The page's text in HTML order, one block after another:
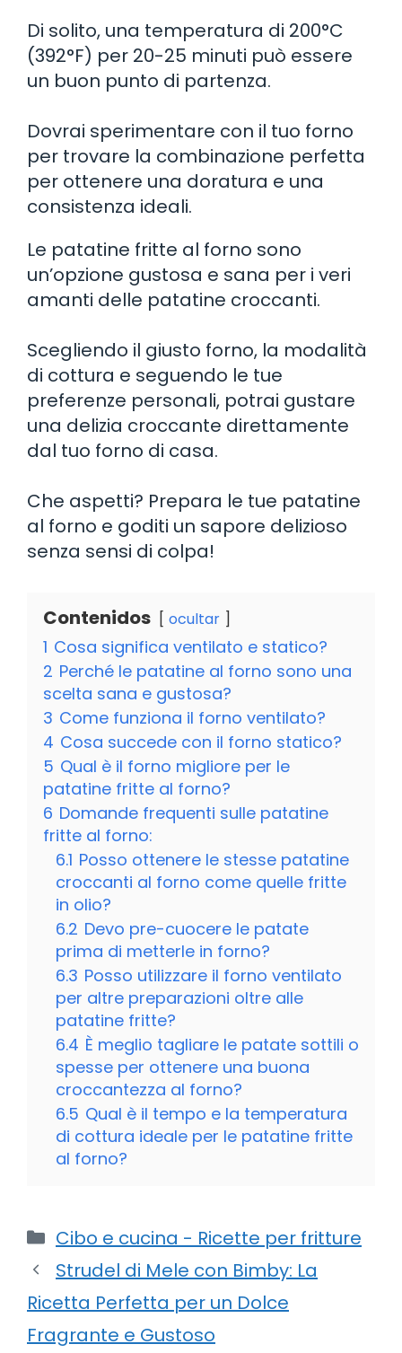
Di solito, una temperatura di 200°C
(392°F) per 20-25 minuti può essere
un buon punto di partenza.
Dovrai sperimentare con il tuo forno
per trovare la combinazione perfetta
per ottenere una doratura e una
consistenza ideali.
Le patatine fritte al forno sono
un’opzione gustosa e sana per i veri
amanti delle patatine croccanti.
Scegliendo il giusto forno, la modalità
di cottura e seguendo le tue
preferenze personali, potrai gustare
una delizia croccante direttamente
dal tuo forno di casa.
Che aspetti? Prepara le tue patatine
al forno e goditi un sapore delizioso
senza sensi di colpa!
Contenidos ocultar
1 Cosa significa ventilato e statico?
2 Perché le patatine al forno sono una
scelta sana e gustosa?
3 Come funziona il forno ventilato?
4 Cosa succede con il forno statico?
5 Qual è il forno migliore per le
patatine fritte al forno?
6 Domande frequenti sulle patatine
fritte al forno:
6.1 Posso ottenere le stesse patatine
croccanti al forno come quelle fritte
in olio?
6.2 Devo pre-cuocere le patate
prima di metterle in forno?
6.3 Posso utilizzare il forno ventilato
per altre preparazioni oltre alle
patatine fritte?
6.4 È meglio tagliare le patate sottili o
spesse per ottenere una buona
croccantezza al forno?
6.5 Qual è il tempo e la temperatura
di cottura ideale per le patatine fritte
al forno?
Categorie
Cibo e cucina - Ricette per fritture
Strudel di Mele con Bimby: La
Ricetta Perfetta per un Dolce
Fragrante e Gustoso